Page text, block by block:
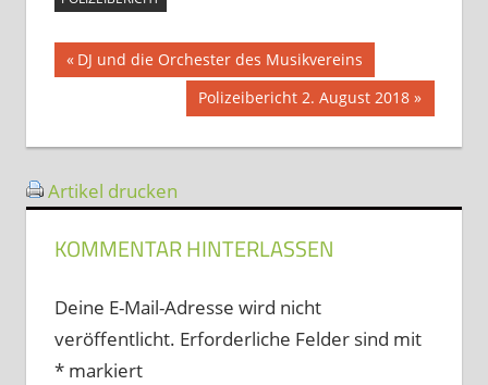
Beitragsnavigation
Vorheriger
Beitrag:
DJ und die Orchester des Musikvereins
Nächster
Beitrag:
Polizeibericht 2. August 2018
Artikel drucken
KOMMENTAR HINTERLASSEN
Deine E-Mail-Adresse wird nicht
veröffentlicht. Erforderliche Felder sind mit
*markiert